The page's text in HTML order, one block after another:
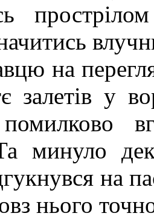
на
залетів у
минуло
на
нього